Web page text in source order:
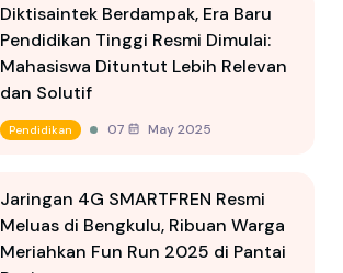
Diktisaintek Berdampak, Era Baru
Pendidikan Tinggi Resmi Dimulai:
Mahasiswa Dituntut Lebih Relevan
dan Solutif
Pendidikan 07 May 2025
Jaringan 4G SMARTFREN Resmi
Meluas di Bengkulu, Ribuan Warga
Meriahkan Fun Run 2025 di Pantai